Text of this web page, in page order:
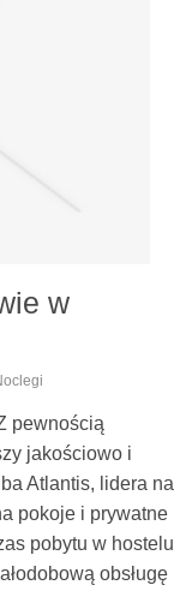
w
pewnością
jakościowo i
Atlantis, lidera na
pokoje i prywatne
pobytu w hostelu
obsługę